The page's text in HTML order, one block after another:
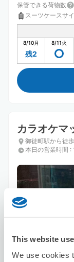
This website
We use cookies
保管できる荷物数
スーツケースサ
8/10月
残2
8/11火
カラオケマ
御徒町駅から徒
本日の営業時間 :
保管できる荷物数
スーツケースサイ